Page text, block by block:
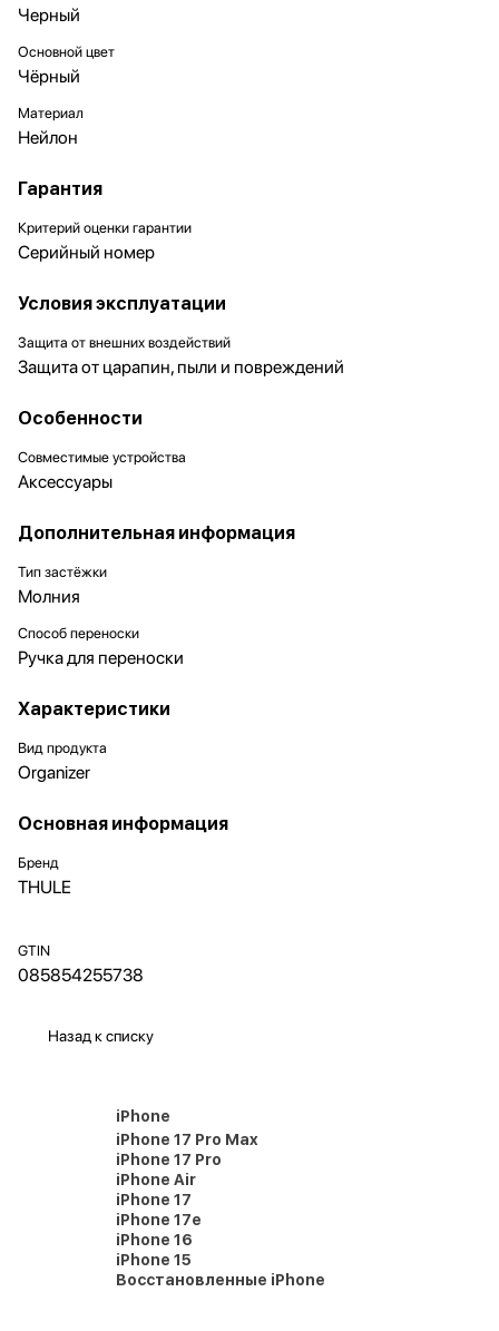
Черный
Основной цвет
Чёрный
Материал
Нейлон
Гарантия
Критерий оценки гарантии
Серийный номер
Условия эксплуатации
Защита от внешних воздействий
Защита от царапин, пыли и повреждений
Особенности
Совместимые устройства
Аксессуары
Дополнительная информация
Тип застёжки
Молния
Способ переноски
Ручка для переноски
Характеристики
Вид продукта
Organizer
Основная информация
Бренд
THULE
GTIN
085854255738
Назад к списку
iPhone
iPhone 17 Pro Max
iPhone 17 Pro
iPhone Air
iPhone 17
iPhone 17e
iPhone 16
iPhone 15
Восстановленные iPhone